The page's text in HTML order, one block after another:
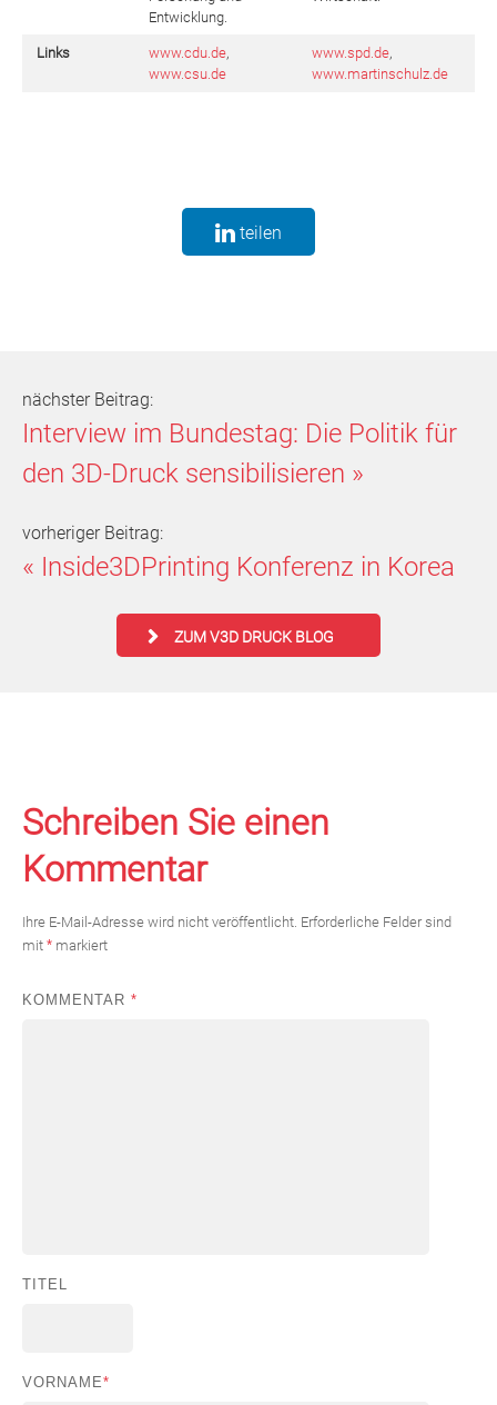
Entwicklung.
Links www.cdu.de,
www.csu.de
www.spd.de,
www.martinschulz.de
teilen
nächster Beitrag:
Interview im Bundestag: Die Politik für
den 3D-Druck sensibilisieren »
vorheriger Beitrag:
« Inside3DPrinting Konferenz in Korea
ZUM V3D DRUCK BLOG
Schreiben Sie einen
Kommentar
Ihre E-Mail-Adresse wird nicht veröffentlicht. Erforderliche Felder sind
mit * markiert
KOMMENTAR *
TITEL
VORNAME*